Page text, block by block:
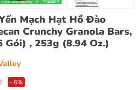
Mạch Hạt Hồ Đào
Crunchy Granola Bars,
Gói) , 253g (8.94 Oz.)
- 6%